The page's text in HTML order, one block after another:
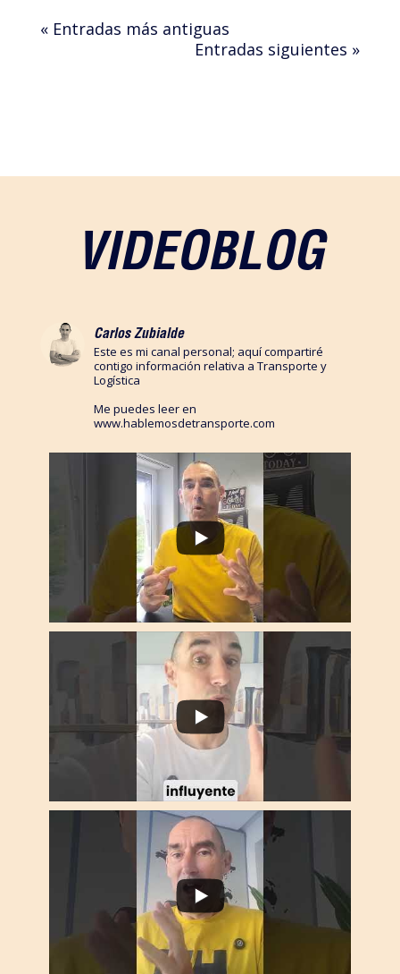
« Entradas más antiguas
Entradas siguientes »
VIDEOBLOG
Carlos Zubialde
Este es mi canal personal; aquí compartiré
contigo información relativa a Transporte y
Logística
Me puedes leer en
www.hablemosdetransporte.com